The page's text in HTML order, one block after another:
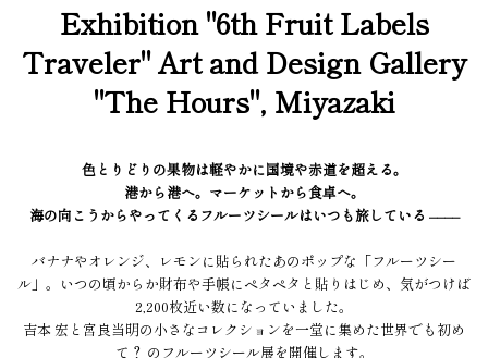
Exhibition "6th Fruit Labels
Traveler" Art and Design Gallery
"The Hours", Miyazaki
色とりどりの果物は軽やかに国境や赤道を超える。
港から港へ。マーケットから食卓へ。
海の向こうからやってくるフルーツシールはいつも旅している ––––
バナナやオレンジ、レモンに貼られたあのポップな「フルーツシー
ル」。いつの頃からか財布や手帳にペタペタと貼りはじめ、気がつけば
2,200枚近い数になっていました。
吉本 宏と宮良当明の小さなコレクションを一堂に集めた世界でも初め
て？ のフルーツシール展を開催します。